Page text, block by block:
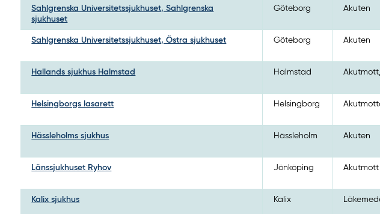
Sahlgrenska Universitetssjukhuset, Sahlgrenska
sjukhuset
Göteborg Akuten
Sahlgrenska Universitetssjukhuset, Östra sjukhuset Göteborg Akuten
Hallands sjukhus Halmstad Halmstad
Helsingborgs lasarett Helsingborg
Hässleholms sjukhus Hässleholm Akuten
Länssjukhuset Ryhov Jönköping Akutmott
Kalix sjukhus Kalix